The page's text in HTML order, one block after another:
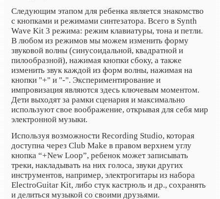
Следующим этапом для ребенка является знакомство
с кнопками и режимами синтезатора. Всего в Synth
Wave Kit 3 режима: режим клавиатуры, тона и петли.
В любом из режимов мы можем изменить форму
звуковой волны (синусоидальной, квадратной и
пилообразной), нажимая кнопки сбоку, а также
изменить звук каждой из форм волны, нажимая на
кнопки "+" и "-". Экспериментирование и
импровизация являются здесь ключевым моментом.
Дети выходят за рамки сценария и максимально
используют свое воображение, открывая для себя мир
электронной музыки.
Используя возможности Recording Studio, которая
доступна через Club Make в правом верхнем углу
кнопка “+New Loop”, ребенок может записывать
треки, накладывать на них голоса, звуки других
инструментов, например, электрогитары из набора
ElectroGuitar Kit, либо стук кастрюль и др., сохранять
и делиться музыкой со своими друзьями.